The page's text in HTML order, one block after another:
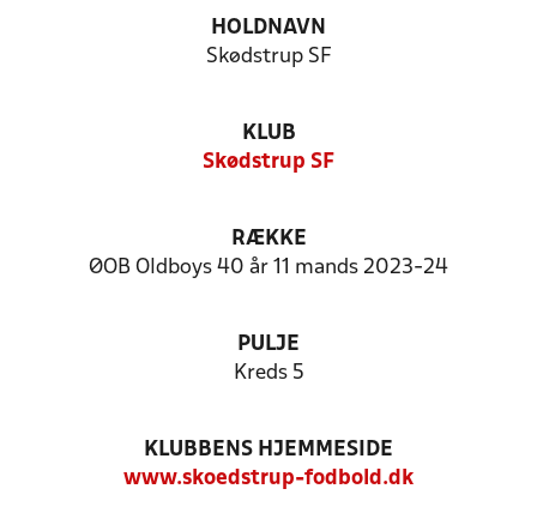
HOLDNAVN
Skødstrup SF
KLUB
Skødstrup SF
RÆKKE
ØOB Oldboys 40 år 11 mands 2023-24
PULJE
Kreds 5
KLUBBENS HJEMMESIDE
www.skoedstrup-fodbold.dk